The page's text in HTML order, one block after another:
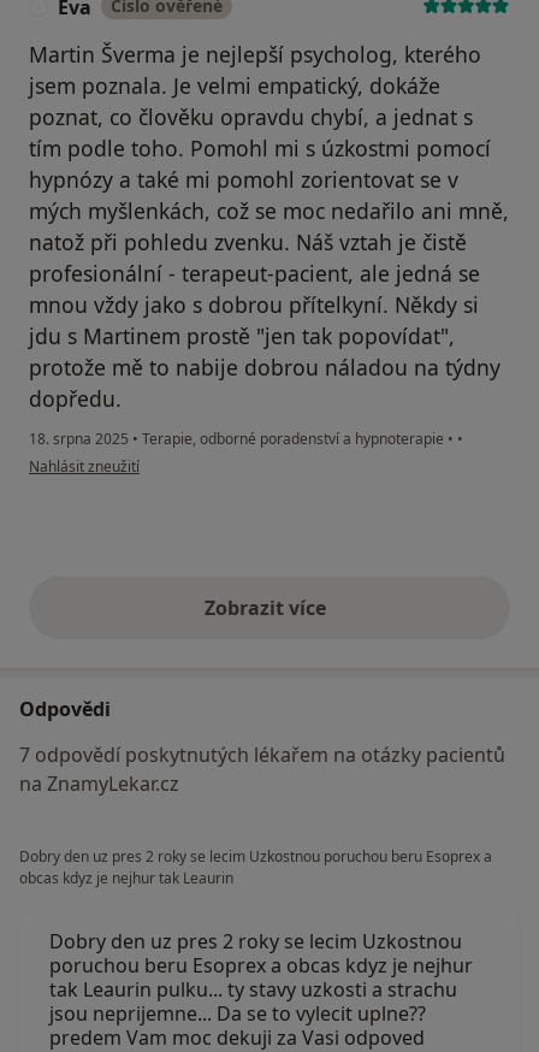
Eva Číslo ověřené
Martin Šverma je nejlepší psycholog, kterého
jsem poznala. Je velmi empatický, dokáže
poznat, co člověku opravdu chybí, a jednat s
tím podle toho. Pomohl mi s úzkostmi pomocí
hypnózy a také mi pomohl zorientovat se v
mých myšlenkách, což se moc nedařilo ani mně,
natož při pohledu zvenku. Náš vztah je čistě
profesionální - terapeut-pacient, ale jedná se
mnou vždy jako s dobrou přítelkyní. Někdy si
jdu s Martinem prostě "jen tak popovídat",
protože mě to nabije dobrou náladou na týdny
dopředu.
18. srpna 2025 • Terapie, odborné poradenství a hypnoterapie • •
podle názoru uživatele Eva
Nahlásit zneužití
Zobrazit vícevýše uvedené názory
Odpovědi
7 odpovědí poskytnutých lékařem na otázky pacientů
na ZnamyLekar.cz
Dobry den uz pres 2 roky se lecim Uzkostnou poruchou beru Esoprex a
obcas kdyz je nejhur tak Leaurin
Dobry den uz pres 2 roky se lecim Uzkostnou
poruchou beru Esoprex a obcas kdyz je nejhur
tak Leaurin pulku... ty stavy uzkosti a strachu
jsou neprijemne... Da se to vylecit uplne??
predem Vam moc dekuji za Vasi odpoved